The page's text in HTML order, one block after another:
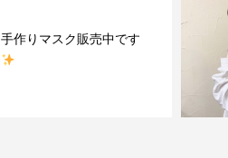
手作りマスク販売中です